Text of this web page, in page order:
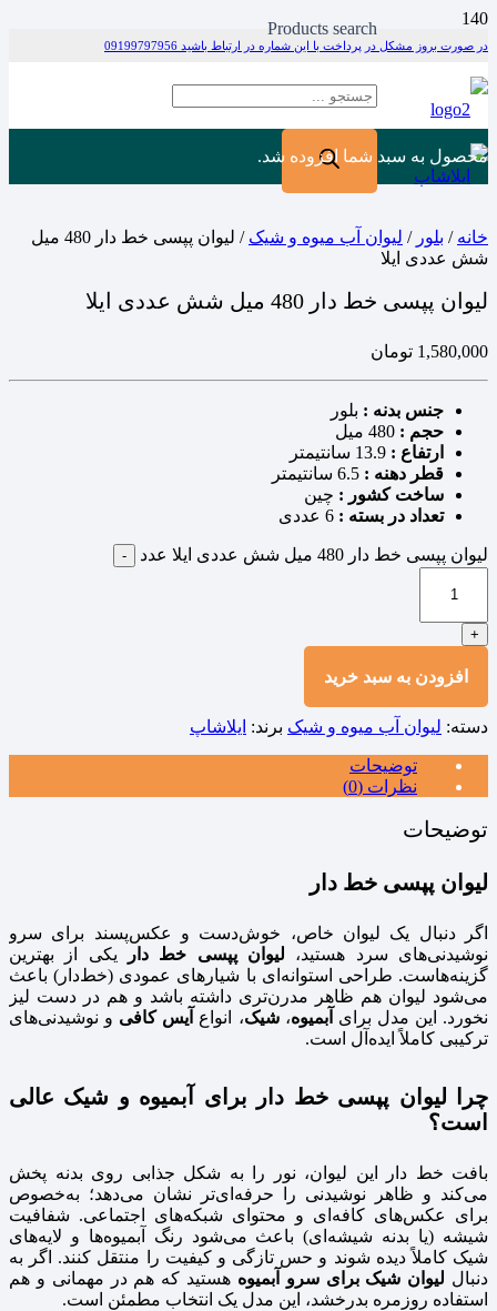
در صورت بروز مشکل در پرداخت با این شماره در ارتباط باشید 09199797956
Products search
محصول به سبد شما افزوده شد.
خانه / بلور / لیوان آب میوه و شیک
/ لیوان پپسی خط دار 480 میل
شش عددی ایلا
لیوان پپسی خط دار 480 میل شش عددی ایلا
1,580,000 تومان
جنس بدنه : بلور
حجم :
ارتفاع :
قطر دهنه :
ساخت کشور : چین
تعداد در بسته :
لیوان پپسی خط دار 480 میل شش عددی ایلا عدد -
+
افزودن به سبد خرید
دسته: لیوان آب میوه و شیک برند: ایلاشاپ
توضیحات
نظرات (0)
توضیحات
لیوان پپسی خط‌ دار
اگر دنبال یک لیوان خاص، خوش‌دست و عکس‌پسند برای سرو
نوشیدنی‌های سرد هستید، لیوان پپسی خط‌ دار
یکی از بهترین
گزینه‌هاست. طراحی استوانه‌ای با شیارهای عمودی (خط‌دار) باعث
می‌شود لیوان هم ظاهر مدرن‌تری داشته باشد و هم در دست لیز
نخورد. این مدل برای آبمیوه،شیک، انواع آیس کافی و نوشیدنی‌های
ترکیبی کاملاً ایده‌آل است.
چرا لیوان پپسی خط‌ دار برای آبمیوه و شیک عالی
است؟
بافت خط‌ دار این لیوان، نور را به شکل جذابی روی بدنه پخش
می‌کند و ظاهر نوشیدنی را حرفه‌ای‌تر نشان می‌دهد؛ به‌خصوص
برای عکس‌های کافه‌ای و محتوای شبکه‌های اجتماعی. شفافیت
شیشه (یا بدنه شیشه‌ای) باعث می‌شود رنگ آبمیوه‌ها و لایه‌های
شیک کاملاً دیده شوند و حس تازگی و کیفیت را منتقل کنند. اگر به
دنبال لیوان شیک برای سرو آبمیوه هستید که هم در مهمانی و هم
استفاده روزمره بدرخشد، این مدل یک انتخاب مطمئن است.